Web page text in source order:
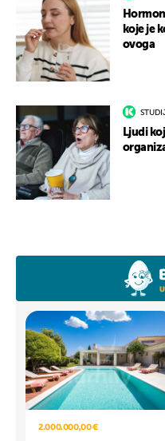
koje je
ovoga
Ljudi
2.000.000,00 €